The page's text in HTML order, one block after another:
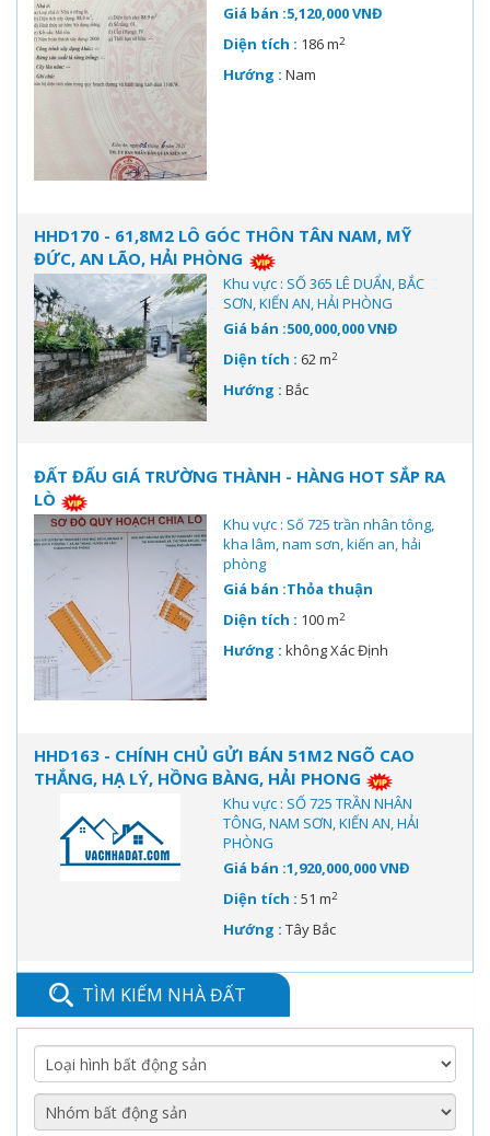
Giá bán :5,120,000 VNĐ
Diện tích : 186 m2
Hướng : Nam
HHD170 - 61,8M2 LÔ GÓC THÔN TÂN NAM, MỸ
ĐỨC, AN LÃO, HẢI PHÒNG
Khu vực : SỐ 365 LÊ DUẨN, BẮC
SƠN, KIẾN AN, HẢI PHÒNG
Giá bán :500,000,000 VNĐ
Diện tích : 62 m2
Hướng : Bắc
ĐẤT ĐẤU GIÁ TRƯỜNG THÀNH - HÀNG HOT SẮP RA
LÒ
Khu vực : Số 725 trần nhân tông,
kha lâm, nam sơn, kiến an, hải
phòng
Giá bán :Thỏa thuận
Diện tích : 100 m2
Hướng : không Xác Định
HHD163 - CHÍNH CHỦ GỬI BÁN 51M2 NGÕ CAO
THẮNG, HẠ LÝ, HỒNG BÀNG, HẢI PHONG
Khu vực : SỐ 725 TRẦN NHÂN
TÔNG, NAM SƠN, KIẾN AN, HẢI
PHÒNG
Giá bán :1,920,000,000 VNĐ
Diện tích : 51 m2
Hướng : Tây Bắc
TÌM KIẾM NHÀ ĐẤT